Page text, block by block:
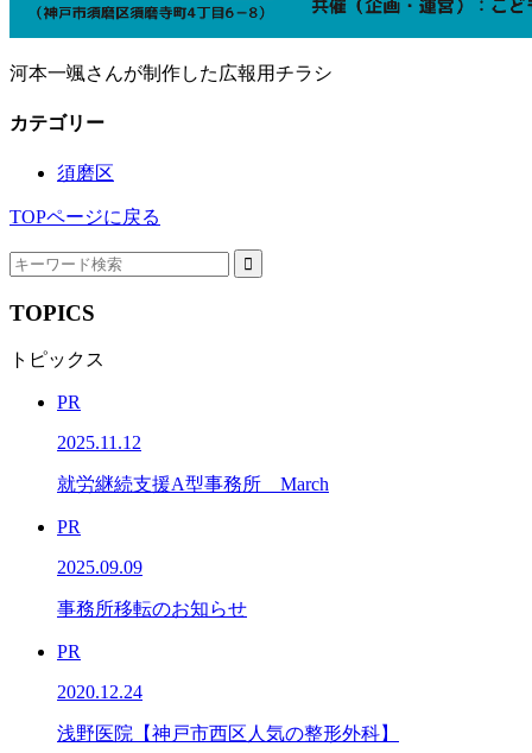
河本一颯さんが制作した広報用チラシ
カテゴリー
須磨区
TOPページに戻る
TOPICS
トピックス
PR
2025.11.12
就労継続支援A型事務所 March
PR
2025.09.09
事務所移転のお知らせ
PR
2020.12.24
浅野医院【神戸市西区人気の整形外科】